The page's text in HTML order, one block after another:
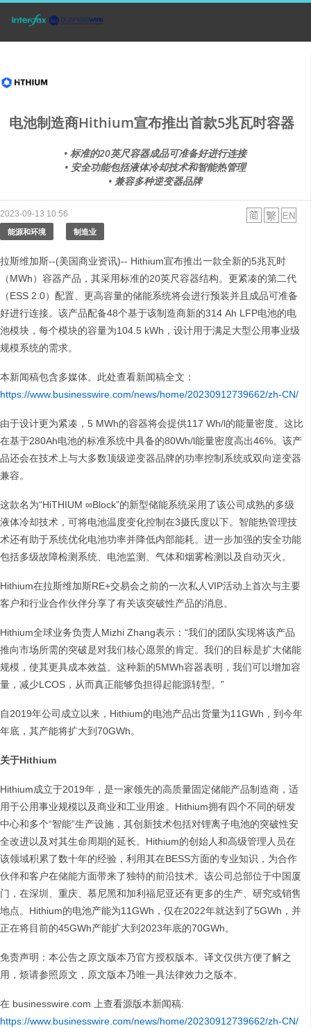
电池制造商Hithium宣布推出首款5兆瓦时容器
• 标准的20英尺容器成品可准备好进行连接
• 安全功能包括液体冷却技术和智能热管理
• 兼容多种逆变器品牌
2023-09-13 10:56
能源和环境 制造业
拉斯维加斯--(美国商业资讯)-- Hithium宣布推出一款全新的5兆瓦时
（MWh）容器产品，其采用标准的20英尺容器结构。更紧凑的第二代
（ESS 2.0）配置、更高容量的储能系统将会进行预装并且成品可准备
好进行连接。该产品配备48个基于该制造商新的314 Ah LFP电池的电
池模块，每个模块的容量为104.5 kWh，设计用于满足大型公用事业级
规模系统的需求。
本新闻稿包含多媒体。此处查看新闻稿全文：
https://www.businesswire.com/news/home/20230912739662/zh-CN/
由于设计更为紧凑，5 MWh的容器将会提供117 Wh/l的能量密度。这比
在基于280Ah电池的标准系统中具备的80Wh/l能量密度高出46%。该产
品还会在技术上与大多数顶级逆变器品牌的功率控制系统或双向逆变器
兼容。
这款名为“HiTHIUM ∞Block”的新型储能系统采用了该公司成熟的多级
液体冷却技术，可将电池温度变化控制在3摄氏度以下。智能热管理技
术还有助于系统优化电池功率并降低内部能耗。进一步加强的安全功能
包括多级故障检测系统、电池监测、气体和烟雾检测以及自动灭火。
Hithium在拉斯维加斯RE+交易会之前的一次私人VIP活动上首次与主要
客户和行业合作伙伴分享了有关该突破性产品的消息。
Hithium全球业务负责人Mizhi Zhang表示：“我们的团队实现将该产品
推向市场所需的突破是对我们核心愿景的肯定。我们的目标是扩大储能
规模，使其更具成本效益。这种新的5MWh容器表明，我们可以增加容
量，减少LCOS，从而真正能够负担得起能源转型。”
自2019年公司成立以来，Hithium的电池产品出货量为11GWh，到今年
年底，其产能将扩大到70GWh。
关于Hithium
Hithium成立于2019年，是一家领先的高质量固定储能产品制造商，适
用于公用事业规模以及商业和工业用途。Hithium拥有四个不同的研发
中心和多个“智能”生产设施，其创新技术包括对锂离子电池的突破性安
全改进以及对其生命周期的延长。Hithium的创始人和高级管理人员在
该领域积累了数十年的经验，利用其在BESS方面的专业知识，为合作
伙伴和客户在储能方面带来了独特的前沿技术。该公司总部位于中国厦
门，在深圳、重庆、慕尼黑和加利福尼亚还有更多的生产、研究或销售
地点。Hithium的电池产能为11GWh，仅在2022年就达到了5GWh，并
正在将目前的45GWh产能扩大到2023年底的70GWh。
免责声明：本公告之原文版本乃官方授权版本。译文仅供方便了解之
用，烦请参照原文，原文版本乃唯一具法律效力之版本。
在 businesswire.com 上查看源版本新闻稿:
https://www.businesswire.com/news/home/20230912739662/zh-CN/